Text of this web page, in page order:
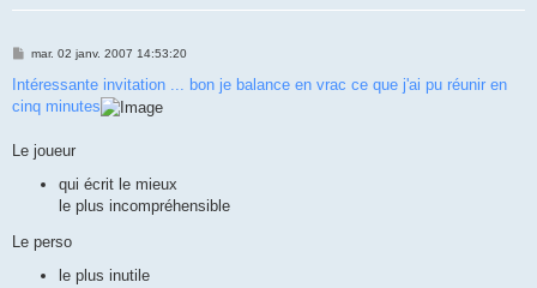
M
s
a
mar. 02 janv. 2007 14:53:20
Intéressante invitation ... bon je balance en vrac ce que j'ai pu réunir en
cinq minutes
Le joueur
qui écrit le mieux
le plus incompréhensible
Le perso
le plus inutile